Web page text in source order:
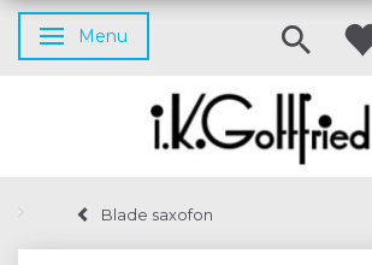
Skifte navigation
Menu
Blade saxofon